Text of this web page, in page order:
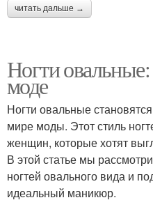
читать дальше →
Ногти
моде
Ногти овальные
мире моды. Этот стиль
женщин, которые хотят
В этой статье мы
ногтей овального вида и
идеальный маникюр.